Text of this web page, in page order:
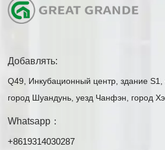
Добавлять:
Q49, Инкубационный центр, здание
город Шуандунь, уезд Чанфэн, город
Whatsapp：
+8619314030287